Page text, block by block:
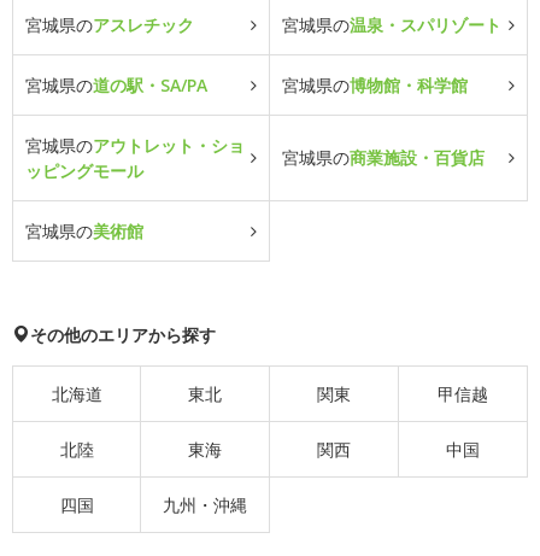
宮城県のアスレチック 宮城県の温泉・スパリゾート
宮城県の道の駅・SA/PA 宮城県の博物館・科学館
宮城県のアウトレット・ショ
ッピングモール
宮城県の商業施設・百貨店
宮城県の美術館
その他のエリアから探す
北海道 東北 関東 甲信越
北陸 東海 関西 中国
四国 九州・沖縄